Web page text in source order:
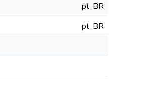
pt_BR
pt_BR